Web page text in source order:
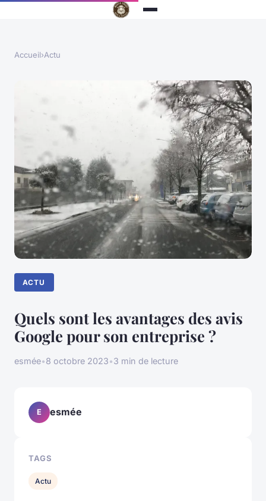
Accueil›Actu
ACTU
Quels sont les avantages des avis
Google pour son entreprise ?
esmée•8 octobre 2023•3 min de lecture
E esmée
TAGS
Actu